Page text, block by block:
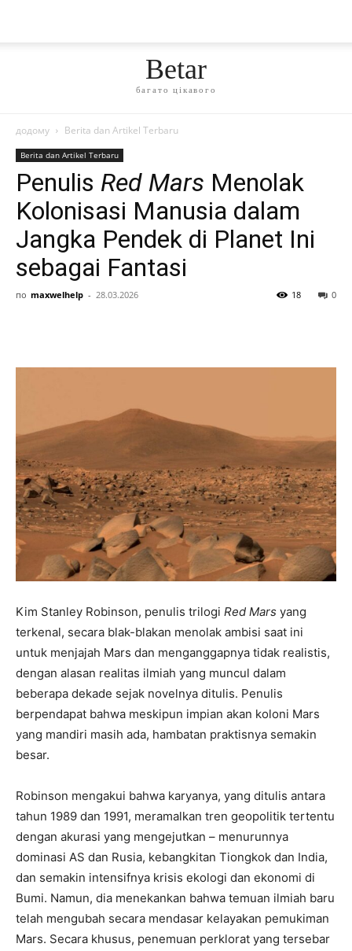
Betar
багато цікавого
додому Berita dan Artikel Terbaru
Berita dan Artikel Terbaru
Penulis Red Mars Menolak
Kolonisasi Manusia dalam
Jangka Pendek di Planet Ini
sebagai Fantasi
по maxwelhelp - 28.03.2026 0
18
Kim Stanley Robinson, penulis trilogi Red Mars yang
terkenal, secara blak-blakan menolak ambisi saat ini
untuk menjajah Mars dan menganggapnya tidak realistis,
dengan alasan realitas ilmiah yang muncul dalam
beberapa dekade sejak novelnya ditulis. Penulis
berpendapat bahwa meskipun impian akan koloni Mars
yang mandiri masih ada, hambatan praktisnya semakin
besar.
Robinson mengakui bahwa karyanya, yang ditulis antara
tahun 1989 dan 1991, meramalkan tren geopolitik tertentu
dengan akurasi yang mengejutkan – menurunnya
dominasi AS dan Rusia, kebangkitan Tiongkok dan India,
dan semakin intensifnya krisis ekologi dan ekonomi di
Bumi. Namun, dia menekankan bahwa temuan ilmiah baru
telah mengubah secara mendasar kelayakan pemukiman
Mars. Secara khusus, penemuan perklorat yang tersebar